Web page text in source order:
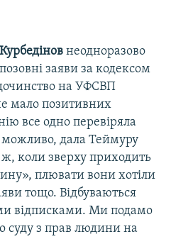
неодноразово
заяви за кодексом
на УФСВП
мало позитивних
все одно перевіряла
можливо, дала Теймуру
ж, коли зверху приходить
плювати вони хотіли
тощо. Відбуваються
відписками. Ми подамо
суду з прав людини на